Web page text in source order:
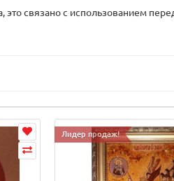
это связано с использованием
Лидер продаж!